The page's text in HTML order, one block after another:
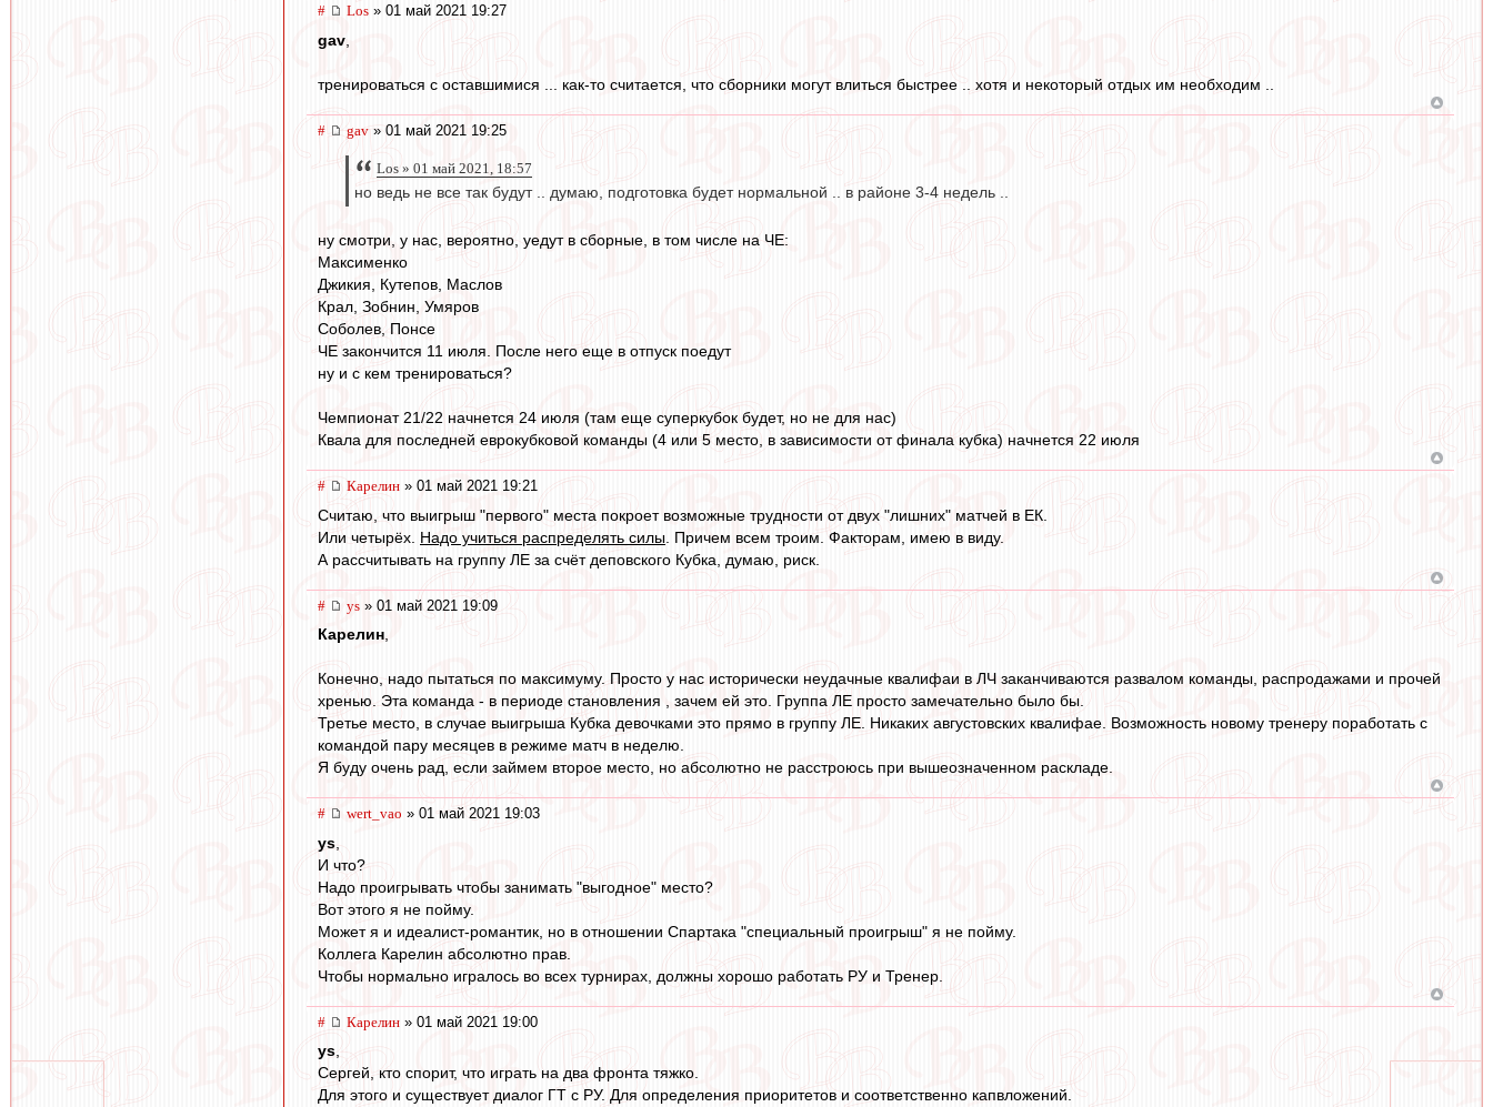
# Los » 01 май 2021 19:27
gav
тренироваться с оставшимися ... как-то считается, что сборники могут влиться быстрее .. хотя и некоторый отдых им необходим ..
# gav » 01 май 2021 19:25
Los » 01 май 2021, 18:57
но ведь не все так будут .. думаю, подготовка будет нормальной .. в районе 3-4 недель ..
ну смотри, у нас, вероятно, уедут в сборные, в том числе на ЧЕ:
Максименко
Джикия, Кутепов, Маслов
Крал, Зобнин, Умяров
Соболев, Понсе
ЧЕ закончится 11 июля. После него еще в отпуск поедут
ну и с кем тренироваться?
Чемпионат 21/22 начнется 24 июля (там еще суперкубок будет, но не для нас)
Квала для последней еврокубковой команды (4 или 5 место, в зависимости от финала кубка) начнется 22 июля
# Карелин » 01 май 2021 19:21
Считаю, что выигрыш "первого" места покроет возможные трудности от двух "лишних" матчей в ЕК.
Или четырёх. Надо учиться распределять силы . Причем всем троим. Факторам, имею в виду.
А рассчитывать на группу ЛЕ за счёт деповского Кубка, думаю, риск.
# ys » 01 май 2021 19:09
Карелин,
Конечно, надо пытаться по максимуму. Просто у нас исторически неудачные квалифаи в ЛЧ заканчиваются развалом команды, распродажами и прочей
хренью. Эта команда - в периоде становления , зачем ей это. Группа ЛЕ просто замечательно было бы.
Третье место, в случае выигрыша Кубка девочками это прямо в группу ЛЕ. Никаких августовских квалифае. Возможность новому тренеру поработать с
командой пару месяцев в режиме матч в неделю.
Я буду очень рад, если займем второе место, но абсолютно не расстроюсь при вышеозначенном раскладе.
# wert_vao » 01 май 2021 19:03
ys
И что?
Надо проигрывать чтобы занимать "выгодное" место?
Вот этого я не пойму.
Может я и идеалист-романтик, но в отношении Спартака "специальный проигрыш" я не пойму.
Коллега Карелин абсолютно прав.
Чтобы нормально игралось во всех турнирах, должны хорошо работать РУ и Тренер.
# Карелин » 01 май 2021 19:00
ys,
Сергей, кто спорит, что играть на два фронта тяжко.
Для этого и существует диалог ГТ с РУ. Для определения приоритетов и соответственно капвложений.